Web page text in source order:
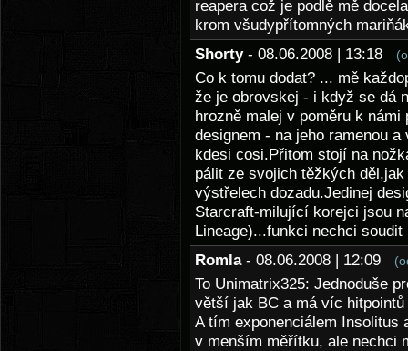
reapera což je podlě mě
krom všudypřítomných
Shorty - 08.06.2008 | 13:18
Co k tomu dodat? ... mě
že je obrovskej - i když se dá
hrozně malej v poměru k
designem - na jeho ramenou
kdesi cosi.Přitom stojí na
pálit ze svojich těžkých
výstřelech dozadu.Jedinej
Starcraft-milující korejci jsou
Lineage)...funkci nechci soudit
Romla - 08.06.2008 | 12:09
To Unimatrix325: Jednoduše
větší jak BC a má víc
A tím exponenciálem
v menším měřítku, ale nechci